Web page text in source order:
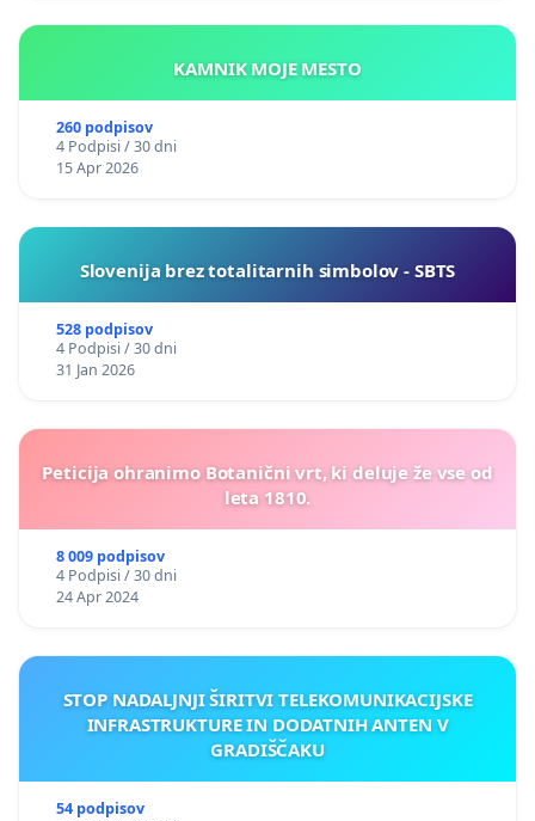
KAMNIK MOJE MESTO
260 podpisov
4 Podpisi / 30 dni
15 Apr 2026
Slovenija brez totalitarnih simbolov - SBTS
528 podpisov
4 Podpisi / 30 dni
31 Jan 2026
Peticija ohranimo Botanični vrt, ki deluje že vse od
leta 1810.
8 009 podpisov
4 Podpisi / 30 dni
24 Apr 2024
STOP NADALJNJI ŠIRITVI TELEKOMUNIKACIJSKE
INFRASTRUKTURE IN DODATNIH ANTEN V
GRADIŠČAKU
54 podpisov